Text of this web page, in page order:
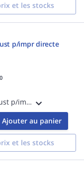
et les stocks
p/impr directe
Porte-etiquette ajust p/impr directe
Ajouter au panier
et les stocks